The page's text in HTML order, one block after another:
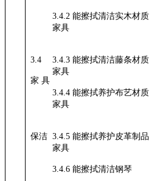
3.4.2 能擦拭清洁实木材质
家具
3.4
家 具
3.4.3 能擦拭清洁藤条材质
家具
3.4.4 能擦拭养护布艺材质
家具
保洁 3.4.5 能擦拭养护皮革制品
家具
3.4.6 能擦拭清洁钢琴